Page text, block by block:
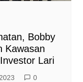
Bobby
Kawasan
Lari
0